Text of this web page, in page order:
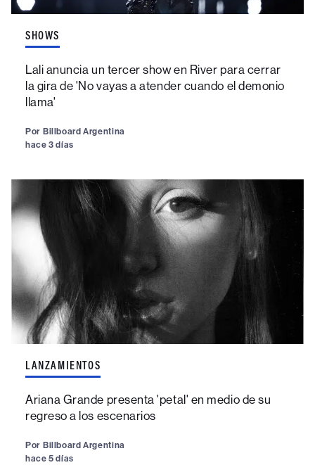
SHOWS
Lali anuncia un tercer show en River para cerrar
la gira de 'No vayas a atender cuando el demonio
llama'
Por Billboard Argentina
hace 3 días
LANZAMIENTOS
Ariana Grande presenta 'petal' en medio de su
regreso a los escenarios
Por Billboard Argentina
hace 5 días